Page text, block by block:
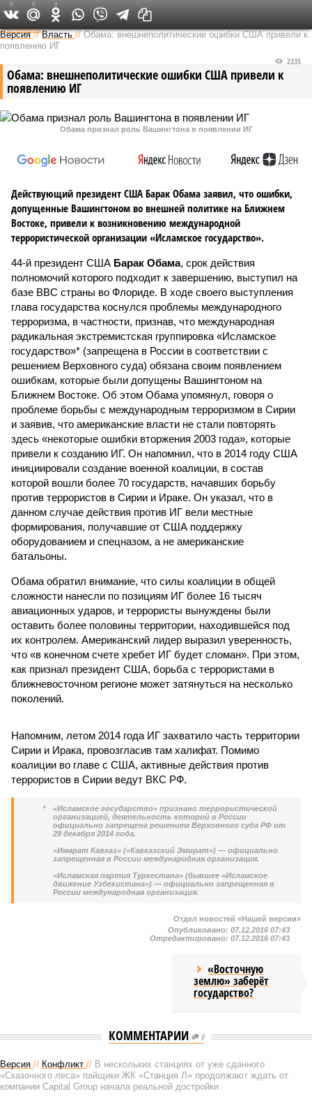
Федеральный выпуск
Версия //Власть //Обама: внешнеполитические ошибки США привели к
появлению ИГ
Обама: внешнеполитические ошибки США привели к
появлению ИГ
2335
Обама признал роль Вашингтона в появлении ИГ
Действующий президент США Барак Обама заявил, что ошибки,
допущенные Вашингтоном во внешней политике на Ближнем
Востоке, привели к возникновению международной
террористической организации «Исламское государство».
44-й президент США Барак Обама, срок действия
полномочий которого подходит к завершению, выступил на
базе ВВС страны во Флориде. В ходе своего выступления
глава государства коснулся проблемы международного
терроризма, в частности, признав, что международная
радикальная экстремистская группировка «Исламское
государство»* (запрещена в России в соответствии с
решением Верховного суда) обязана своим появлением
ошибкам, которые были допущены Вашингтоном на
Ближнем Востоке. Об этом Обама упомянул, говоря о
проблеме борьбы с международным терроризмом в Сирии
и заявив, что американские власти не стали повторять
здесь «некоторые ошибки вторжения 2003 года», которые
привели к созданию ИГ. Он напомнил, что в 2014 году США
инициировали создание военной коалиции, в состав
которой вошли более 70 государств, начавших борьбу
против террористов в Сирии и Ираке. Он указал, что в
данном случае действия против ИГ вели местные
формирования, получавшие от США поддержку
оборудованием и спецназом, а не американские
батальоны.
Обама обратил внимание, что силы коалиции в общей
сложности нанесли по позициям ИГ более 16 тысяч
авиационных ударов, и террористы вынуждены были
оставить более половины территории, находившейся под
их контролем. Американский лидер выразил уверенность,
что «в конечном счете хребет ИГ будет сломан». При этом,
как признал президент США, борьба с террористами в
ближневосточном регионе может затянуться на несколько
поколений.
Напомним, летом 2014 года ИГ захватило часть территории
Сирии и Ирака, провозгласив там халифат. Помимо
коалиции во главе с США, активные действия против
террористов в Сирии ведут ВКС РФ.
*
«Исламское государство» признано террористической
организацией, деятельность которой в России
официально запрещена решением Верховного суда РФ от
29 декабря 2014 года.
«Имарат Кавказ» («Кавказский Эмират») — официально
запрещенная в России международная организация.
«Исламская партия Туркестана» (бывшее «Исламское
движение Узбекистана») — официально запрещенная в
России международная организация.
0 0 0
Отдел новостей «Нашей версии»
Опубликовано: 07.12.2016 07:43
Отредактировано: 07.12.2016 07:43
«Восточную
землю» заберёт
государство?
КОММЕНТАРИИ 0
Версия // Конфликт // В нескольких станциях от уже сданного
«Сказочного леса» пайщики ЖК «Станция Л» продолжают ждать от
компании Capital Group начала реальной достройки